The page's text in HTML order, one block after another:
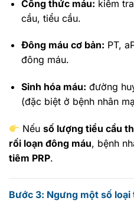
Công thức máu: kiểm
cầu, tiểu cầu.
Đông máu cơ bản: PT,
đông máu.
Sinh hóa máu: đường
(đặc biệt ở bệnh nhân
Nếusố lượng tiểu cầu
rối loạn đông máu, bệnh
tiêm PRP.
Bước 3: Ngưng một số